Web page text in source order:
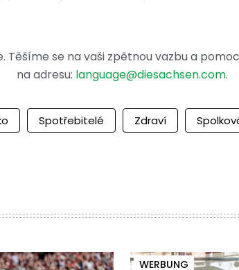
se na vaši zpětnou vazbu a
na adresu: language@diesachsen.com.
Spotřebitelé Zdraví
WERBUNG